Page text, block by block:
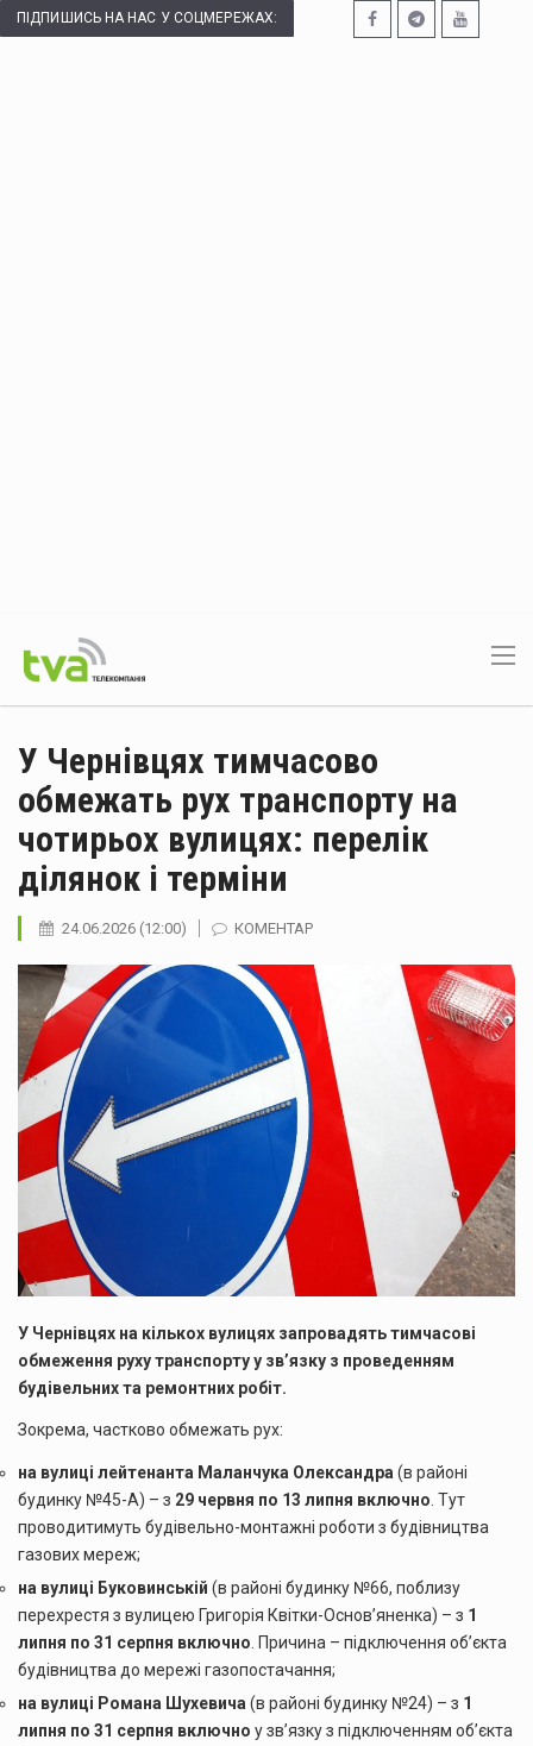
ПІДПИШИСЬ НА НАС У СОЦМЕРЕЖАХ:
У Чернівцях тимчасово
обмежать рух транспорту на
чотирьох вулицях: перелік
ділянок і терміни
24.06.2026 (12:00) КОМЕНТАР
У Чернівцях на кількох вулицях запровадять тимчасові
обмеження руху транспорту у зв’язку з проведенням
будівельних та ремонтних робіт.
Зокрема, частково обмежать рух:
на вулиці лейтенанта Маланчука Олександра (в районі
будинку №45-А) – з 29 червня по 13 липня включно . Тут
проводитимуть будівельно-монтажні роботи з будівництва
газових мереж;
на вулиці Буковинській (в районі будинку №66, поблизу
перехрестя з вулицею Григорія Квітки-Основ’яненка) – з 1
липня по 31 серпня включно . Причина – підключення об’єкта
будівництва до мережі газопостачання;
на вулиці Романа Шухевича (в районі будинку №24) – з 1
липня по 31 серпня включно у зв’язку з підключенням об’єкта